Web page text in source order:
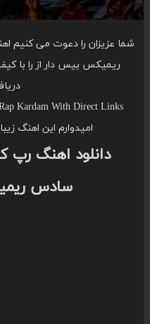
شما عزیزان را دعوت می کنیم
ریمیکس بیس دار از را با
Kardam With Direct Links
امیدوارم این اهنگ
دانلود اهنگ رپ
سادس